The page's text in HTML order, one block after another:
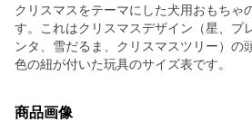
クリスマスをテーマにした犬用おもちゃ
す。これはクリスマスデザイン（星、プ
ンタ、雪だるま、クリスマスツリー）の
色の紐が付いた玩具のサイズ表です。
商品画像